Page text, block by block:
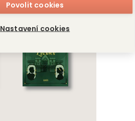
Povolit cookies
Nastavení cookies